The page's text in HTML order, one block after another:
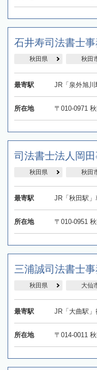
石井寿司法書士
秋田県 秋田
最寄駅 JR「泉外旭川
所在地 〒010-0971
司法書士法人岡
秋田県 秋田
最寄駅 JR「秋田駅」
所在地 〒010-0951
三浦誠司法書士
秋田県 大仙
最寄駅 JR「大曲駅」
所在地 〒014-0011